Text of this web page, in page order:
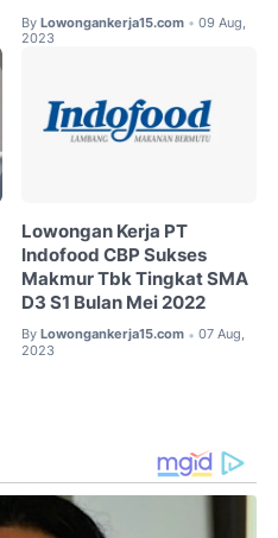
By Lowongankerja15.com • 09 Aug,
2023
Lowongan Kerja PT
Indofood CBP Sukses
Makmur Tbk Tingkat SMA
D3 S1 Bulan Mei 2022
By Lowongankerja15.com • 07 Aug,
2023